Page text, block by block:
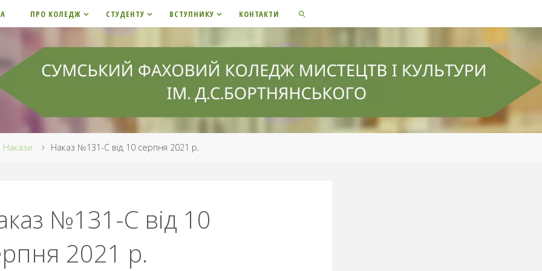
ПРО КОЛЕДЖ СТУДЕНТУ ВСТУПНИКУ КОНТАКТИ
Накази Наказ №131-С від 10 серпня 2021 р.
№131-С від 10
2021 р.